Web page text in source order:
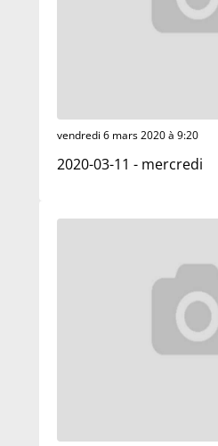
vendredi 6 mars 2020 à 9:20
2020-03-11 - mercredi